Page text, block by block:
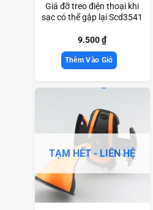
Giá đỡ treo điện thoại khi
sạc có thể gập lại Scd3541
9.500₫
Thêm Vào Giỏ
TẠM HẾT - LIÊN HỆ